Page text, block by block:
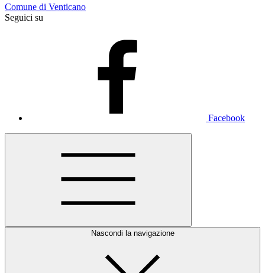
Comune di Venticano
Seguici su
Facebook
Nascondi la navigazione